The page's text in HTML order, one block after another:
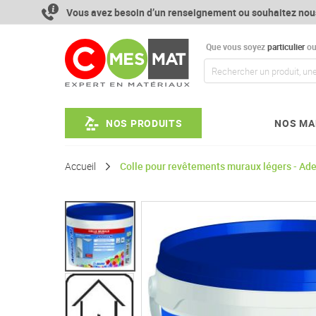
contenu
Vous avez besoin d’un renseignement ou souhaitez
Que vous soyezparticulierou
NOS PRODUITS NOS
Accueil Colle pour revêtements muraux légers -
Passer
la
fin
de
la
galerie
d’images